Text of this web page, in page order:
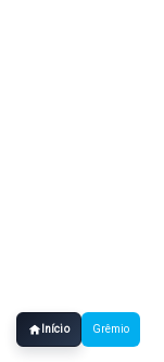
Início Grêmio